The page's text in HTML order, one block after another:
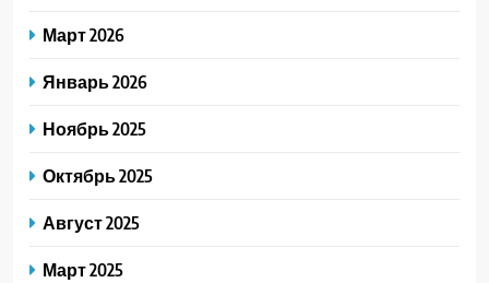
Март 2026
Январь 2026
Ноябрь 2025
Октябрь 2025
Август 2025
Март 2025